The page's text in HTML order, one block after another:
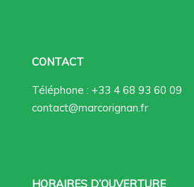
CONTACT
Téléphone : +33 4 68 93 60 09
contact@marcorignan.fr
HORAIRES D’OUVERTURE